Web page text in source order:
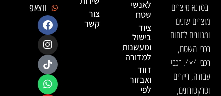
בסדנא מייצרים
מוצרים שונים
ומגוונים לתחום
רכבי השטח,
רכבי 4×4, רכבי
עבודה, רייזרים
וטרקטורונים,
לאנשי
שטח
ציוד
בישול
ומעשנות
למדורה
זיווד
ואבזור
לפי
צור
קשר
ווצאפ